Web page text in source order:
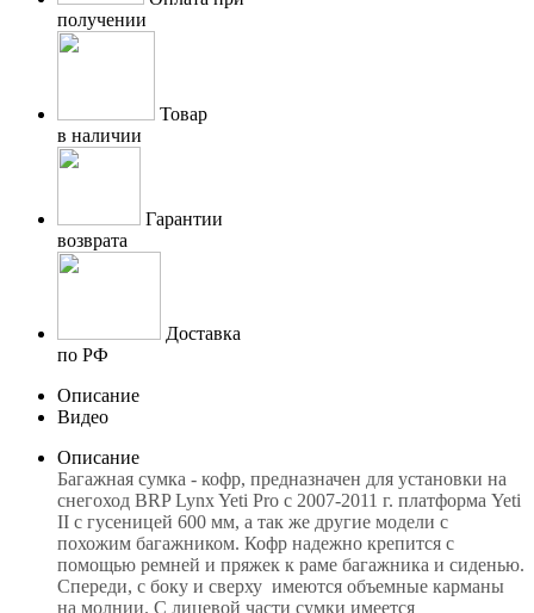
получении
Товар
в наличии
Гарантии
возврата
Доставка
по РФ
Описание
Видео
Описание
Багажная сумка - кофр, предназначен для установки на
снегоход BRP Lynx Yeti Pro с 2007-2011 г. платформа Yeti
II с гусеницей 600 мм, а так же другие модели с
похожим багажником. Кофр надежно крепится с
помощью ремней и пряжек к раме багажника и сиденью.
Спереди, с боку и сверху имеются объемные карманы
на молнии. С лицевой части сумки имеется